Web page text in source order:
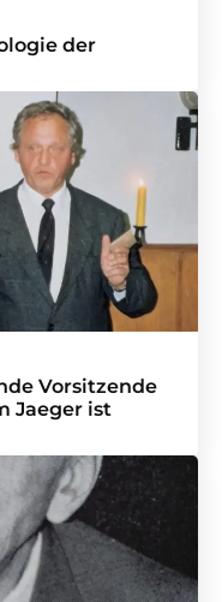
der
Vorsitzende
Jaeger ist